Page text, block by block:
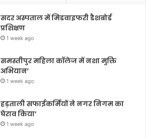
सदर अस्पताल में मिडवाइफरी डैशबोर्ड
प्रशिक्षण
1 week ago
समस्तीपुर महिला कॉलेज में नशा मुक्ति
अभियान’
1 week ago
हड़ताली सफाईकर्मियों ने नगर निगम का
घेराव किया’
1 week ago